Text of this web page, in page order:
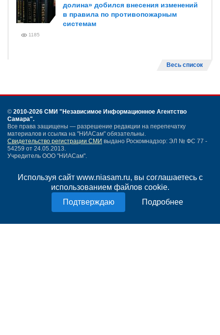
Используя сайт www.niasam.ru, вы соглашаетесь с
использованием файлов cookie.
Подробнее
долина» добился внесения изменений
в правила по противопожарным
системам
1185
Весь список
© 2010-2026 СМИ "Независимое Информационное Агентство
Самара".
Все права защищены — разрешение редакции на перепечатку
материалов и ссылка на "НИАСам" обязательны.
Свидетельство регистрации СМИ выдано Роскомнадзор: ЭЛ № ФС 77 -
54259 от 24.05.2013.
Учредитель ООО "НИАСам".
Написать письмо
Политика конфиденциальности